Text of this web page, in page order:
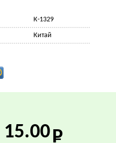
К-1329
Китай
15.00